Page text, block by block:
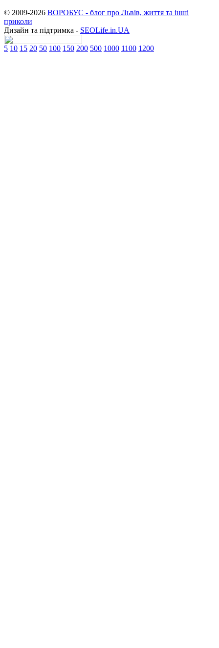
© 2009-2026 ВОРОБУС - блог про Львів, життя та інші
приколи
Дизайн та підтримка - SEOLife.in.UA
5 10 15 20 50 100 150 200 500 1000 1100 1200